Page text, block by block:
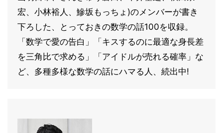
宏、小林裕人、鰺坂もっちょ)のメンバーが書き
下ろした、とっておきの数学の話100を収録。
「数学で愛の告白」「キスするのに最適な身長差
を三角比で求める」「アイドルが売れる確率」な
ど、多種多様な数学の話にハマる人、続出中!